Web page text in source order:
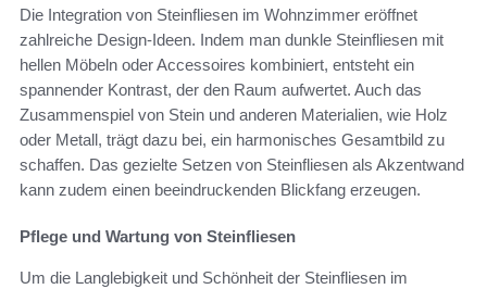
Die Integration von Steinfliesen im Wohnzimmer eröffnet
zahlreiche Design-Ideen. Indem man dunkle Steinfliesen mit
hellen Möbeln oder Accessoires kombiniert, entsteht ein
spannender Kontrast, der den Raum aufwertet. Auch das
Zusammenspiel von Stein und anderen Materialien, wie Holz
oder Metall, trägt dazu bei, ein harmonisches Gesamtbild zu
schaffen. Das gezielte Setzen von Steinfliesen als Akzentwand
kann zudem einen beeindruckenden Blickfang erzeugen.
Pflege und Wartung von Steinfliesen
Um die Langlebigkeit und Schönheit der Steinfliesen im